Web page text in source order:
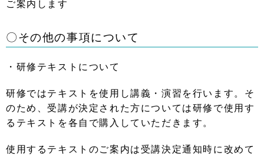
ご案内します
〇その他の事項について
・研修テキストについて
研修ではテキストを使用し講義・演習を行います。そ
のため、受講が決定された方については研修で使用す
るテキストを各自で購入していただきます。
使用するテキストのご案内は受講決定通知時に改めて